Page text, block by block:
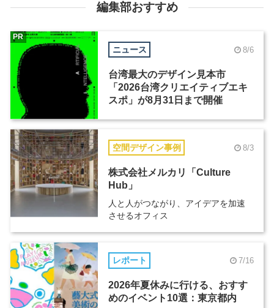
編集部おすすめ
ニュース 8/6
台湾最大のデザイン見本市
「2026台湾クリエイティブエキ
スポ」が8月31日まで開催
PR
空間デザイン事例 8/3
株式会社メルカリ「Culture
Hub」
人と人がつながり、アイデアを加速
させるオフィス
レポート 7/16
2026年夏休みに行ける、おすす
めのイベント10選：東京都内